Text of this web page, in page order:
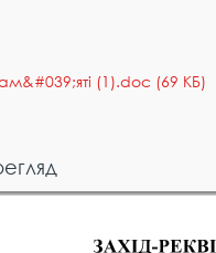
(1).doc (69 КБ)